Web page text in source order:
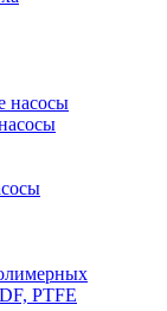
насосы
PTFE